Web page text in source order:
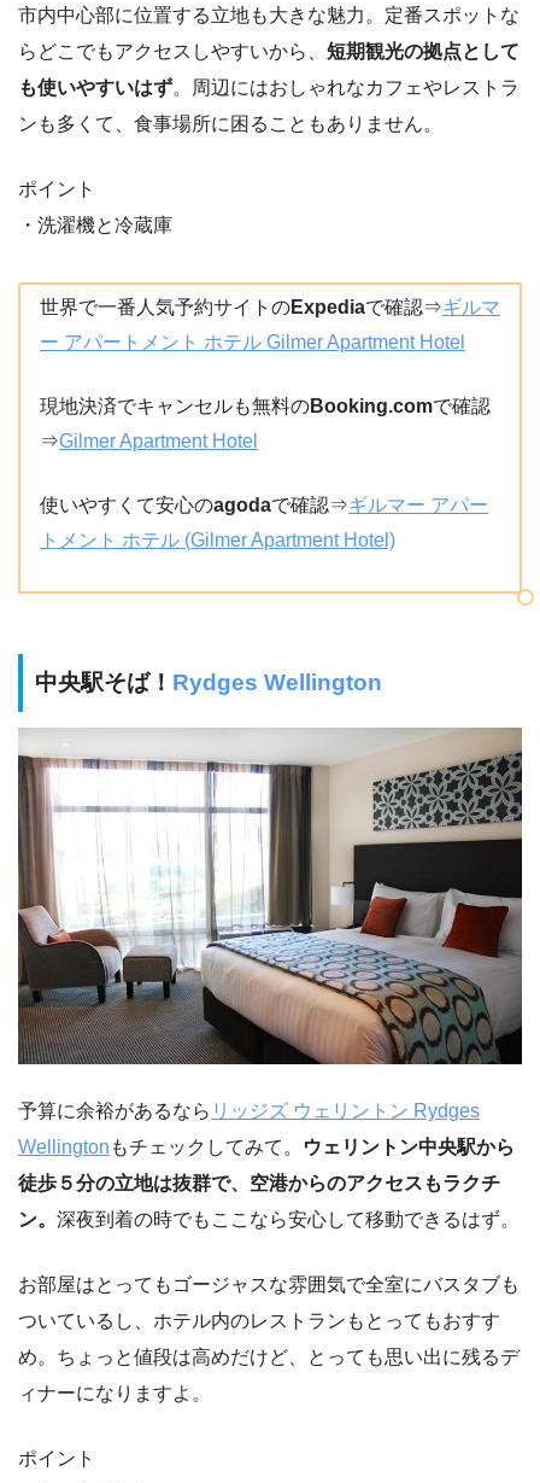
市内中心部に位置する立地も大きな魅力。定番スポットな
らどこでもアクセスしやすいから、 短期観光の拠点として
も使いやすいはず。周辺にはおしゃれなカフェやレストラ
ンも多くて、食事場所に困ることもありません。
ポイント
・洗濯機と冷蔵庫
世界で一番人気予約サイトのExpediaで確認⇒ギルマ
ー アパートメント ホテル Gilmer Apartment Hotel
現地決済でキャンセルも無料のBooking.comで確認
⇒Gilmer Apartment Hotel
使いやすくて安心のagodaで確認⇒ギルマー アパー
トメント ホテル (Gilmer Apartment Hotel)
中央駅そば！ Rydges Wellington
予算に余裕があるなら リッジズ ウェリントン Rydges
Wellington もチェックしてみて。
ウェリントン中央駅から
徒歩５分の立地は抜群で、空港からのアクセスもラクチ
ン。 深夜到着の時でもここなら安心して移動できるはず。
お部屋はとってもゴージャスな雰囲気で全室にバスタブも
ついているし、ホテル内のレストランもとってもおすす
め。ちょっと値段は高めだけど、とっても思い出に残るデ
ィナーになりますよ。
ポイント